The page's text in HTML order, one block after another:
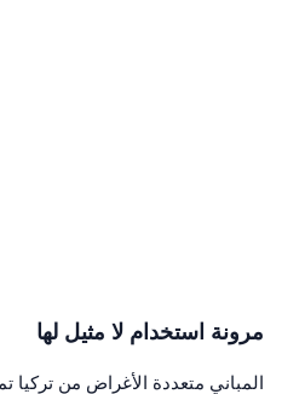
مرونة استخدام لا مثيل لها
المباني متعددة الأغراض من تركيا